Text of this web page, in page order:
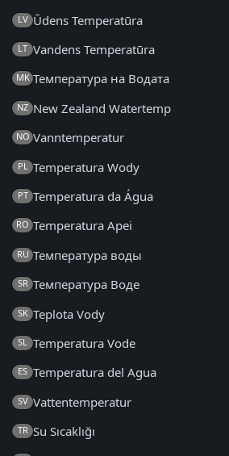
LV Ūdens Temperatūra
LT Vandens Temperatūra
MK Температура на Водата
NZ New Zealand Watertemp
NO Vanntemperatur
PL Temperatura Wody
PT Temperatura da Água
RO Temperatura Apei
RU Температура воды
SR Температура Воде
SK Teplota Vody
SL Temperatura Vode
ES Temperatura del Agua
SV Vattentemperatur
TR Su Sıcaklığı